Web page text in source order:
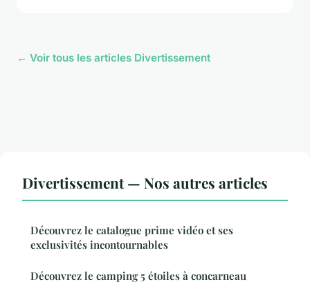
← Voir tous les articles Divertissement
Divertissement — Nos autres articles
Découvrez le catalogue prime vidéo et ses
exclusivités incontournables
Découvrez le camping 5 étoiles à concarneau